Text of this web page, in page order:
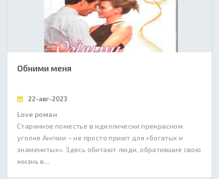
Обними меня
22-авг-2023
Love роман
Старинное поместье в идиллически прекрасном
уголке Англии – не просто приют для «богатых и
знаменитых». Здесь обитают люди, обратившие свою
жизнь в...